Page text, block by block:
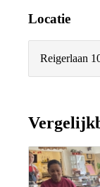
Locatie
Reigerlaan